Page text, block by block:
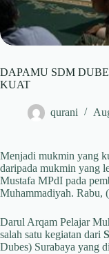
DAPAMU SDM
KUAT
qurani
Menjadi mukmin yang
daripada mukmin yang
Mustafa MPdI pada
Muhammadiyah. Rabu,
Darul Arqam Pelajar
salah satu kegiatan dari
Dubes) Surabaya yang